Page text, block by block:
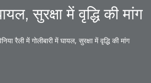
सुरक्षा में वृद्धि की मांग
रैली में गोलीबारी में घायल, सुरक्षा में वृद्धि की मांग